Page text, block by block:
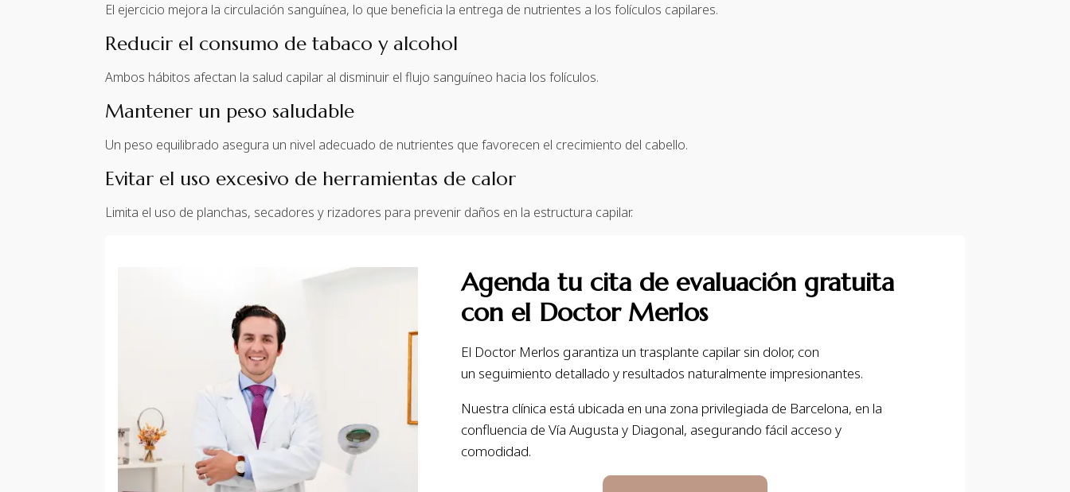
El ejercicio mejora la circulación sanguínea, lo que beneficia la entrega de nutrientes a los folículos capilares.
Reducir el consumo de tabaco y alcohol
Ambos hábitos afectan la salud capilar al disminuir el flujo sanguíneo hacia los folículos.
Mantener un peso saludable
Un peso equilibrado asegura un nivel adecuado de nutrientes que favorecen el crecimiento del cabello.
Evitar el uso excesivo de herramientas de calor
Limita el uso de planchas, secadores y rizadores para prevenir daños en la estructura capilar.
Agenda tu cita de evaluación gratuita
con el Doctor Merlos
El Doctor Merlos garantiza un trasplante capilar sin dolor, con
un seguimiento detallado y resultados naturalmente impresionantes.
Nuestra clínica está ubicada en una zona privilegiada de Barcelona, en la
confluencia de Vía Augusta y Diagonal, asegurando fácil acceso y
comodidad.